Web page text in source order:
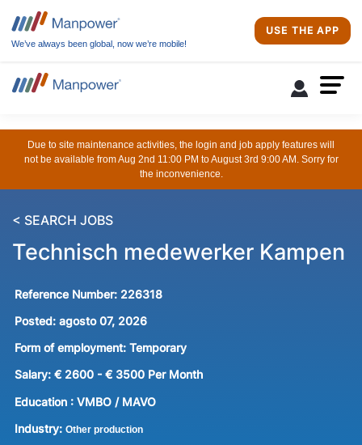
We’ve always been global, now we’re mobile!
USE THE APP
Due to site maintenance activities, the login and job apply features will
not be available from Aug 2nd 11:00 PM to August 3rd 9:00 AM. Sorry for
the inconvenience.
< SEARCH JOBS
Technisch medewerker Kampen
Reference Number: 226318
Posted: agosto 07, 2026
Form of employment: Temporary
Salary: € 2600 - € 3500 Per Month
Education : VMBO / MAVO
Industry: Other production